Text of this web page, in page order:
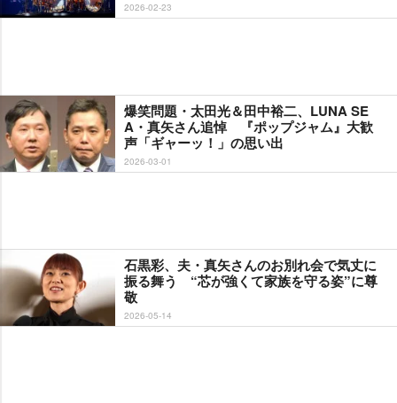
2026-02-23
爆笑問題・太田光＆田中裕二、LUNA SE
A・真矢さん追悼 『ポップジャム』大歓
声「ギャーッ！」の思い出
2026-03-01
石黒彩、夫・真矢さんのお別れ会で気丈に
振る舞う “芯が強くて家族を守る姿”に尊
敬
2026-05-14